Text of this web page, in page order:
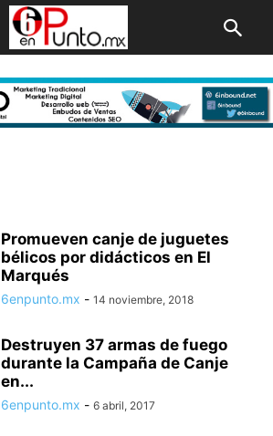
Promueven canje de juguetes
bélicos por didácticos en El
Marqués
6enpunto.mx - 14 noviembre, 2018
Destruyen 37 armas de fuego
durante la Campaña de Canje
en...
6enpunto.mx - 6 abril, 2017